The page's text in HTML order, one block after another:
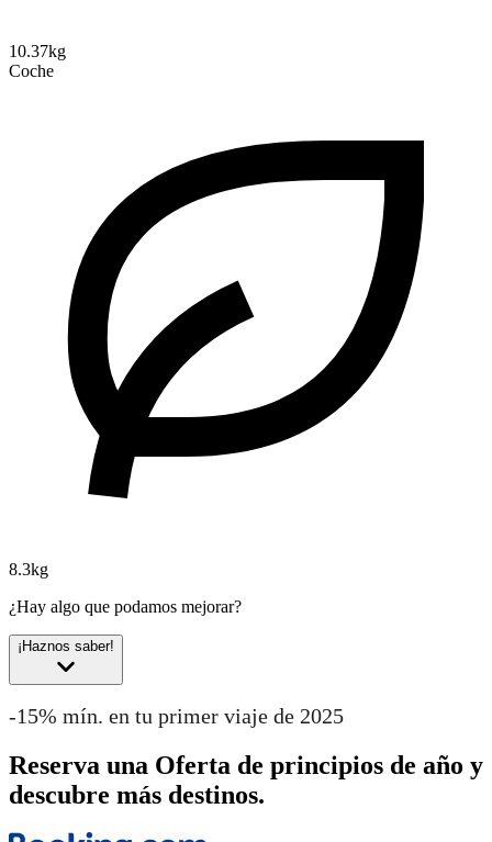
10.37kg
Coche
8.3kg
¿Hay algo que podamos mejorar?
¡Haznos saber!
-15% mín. en tu primer viaje de 2025
Reserva una Oferta de principios de año y
descubre más destinos.